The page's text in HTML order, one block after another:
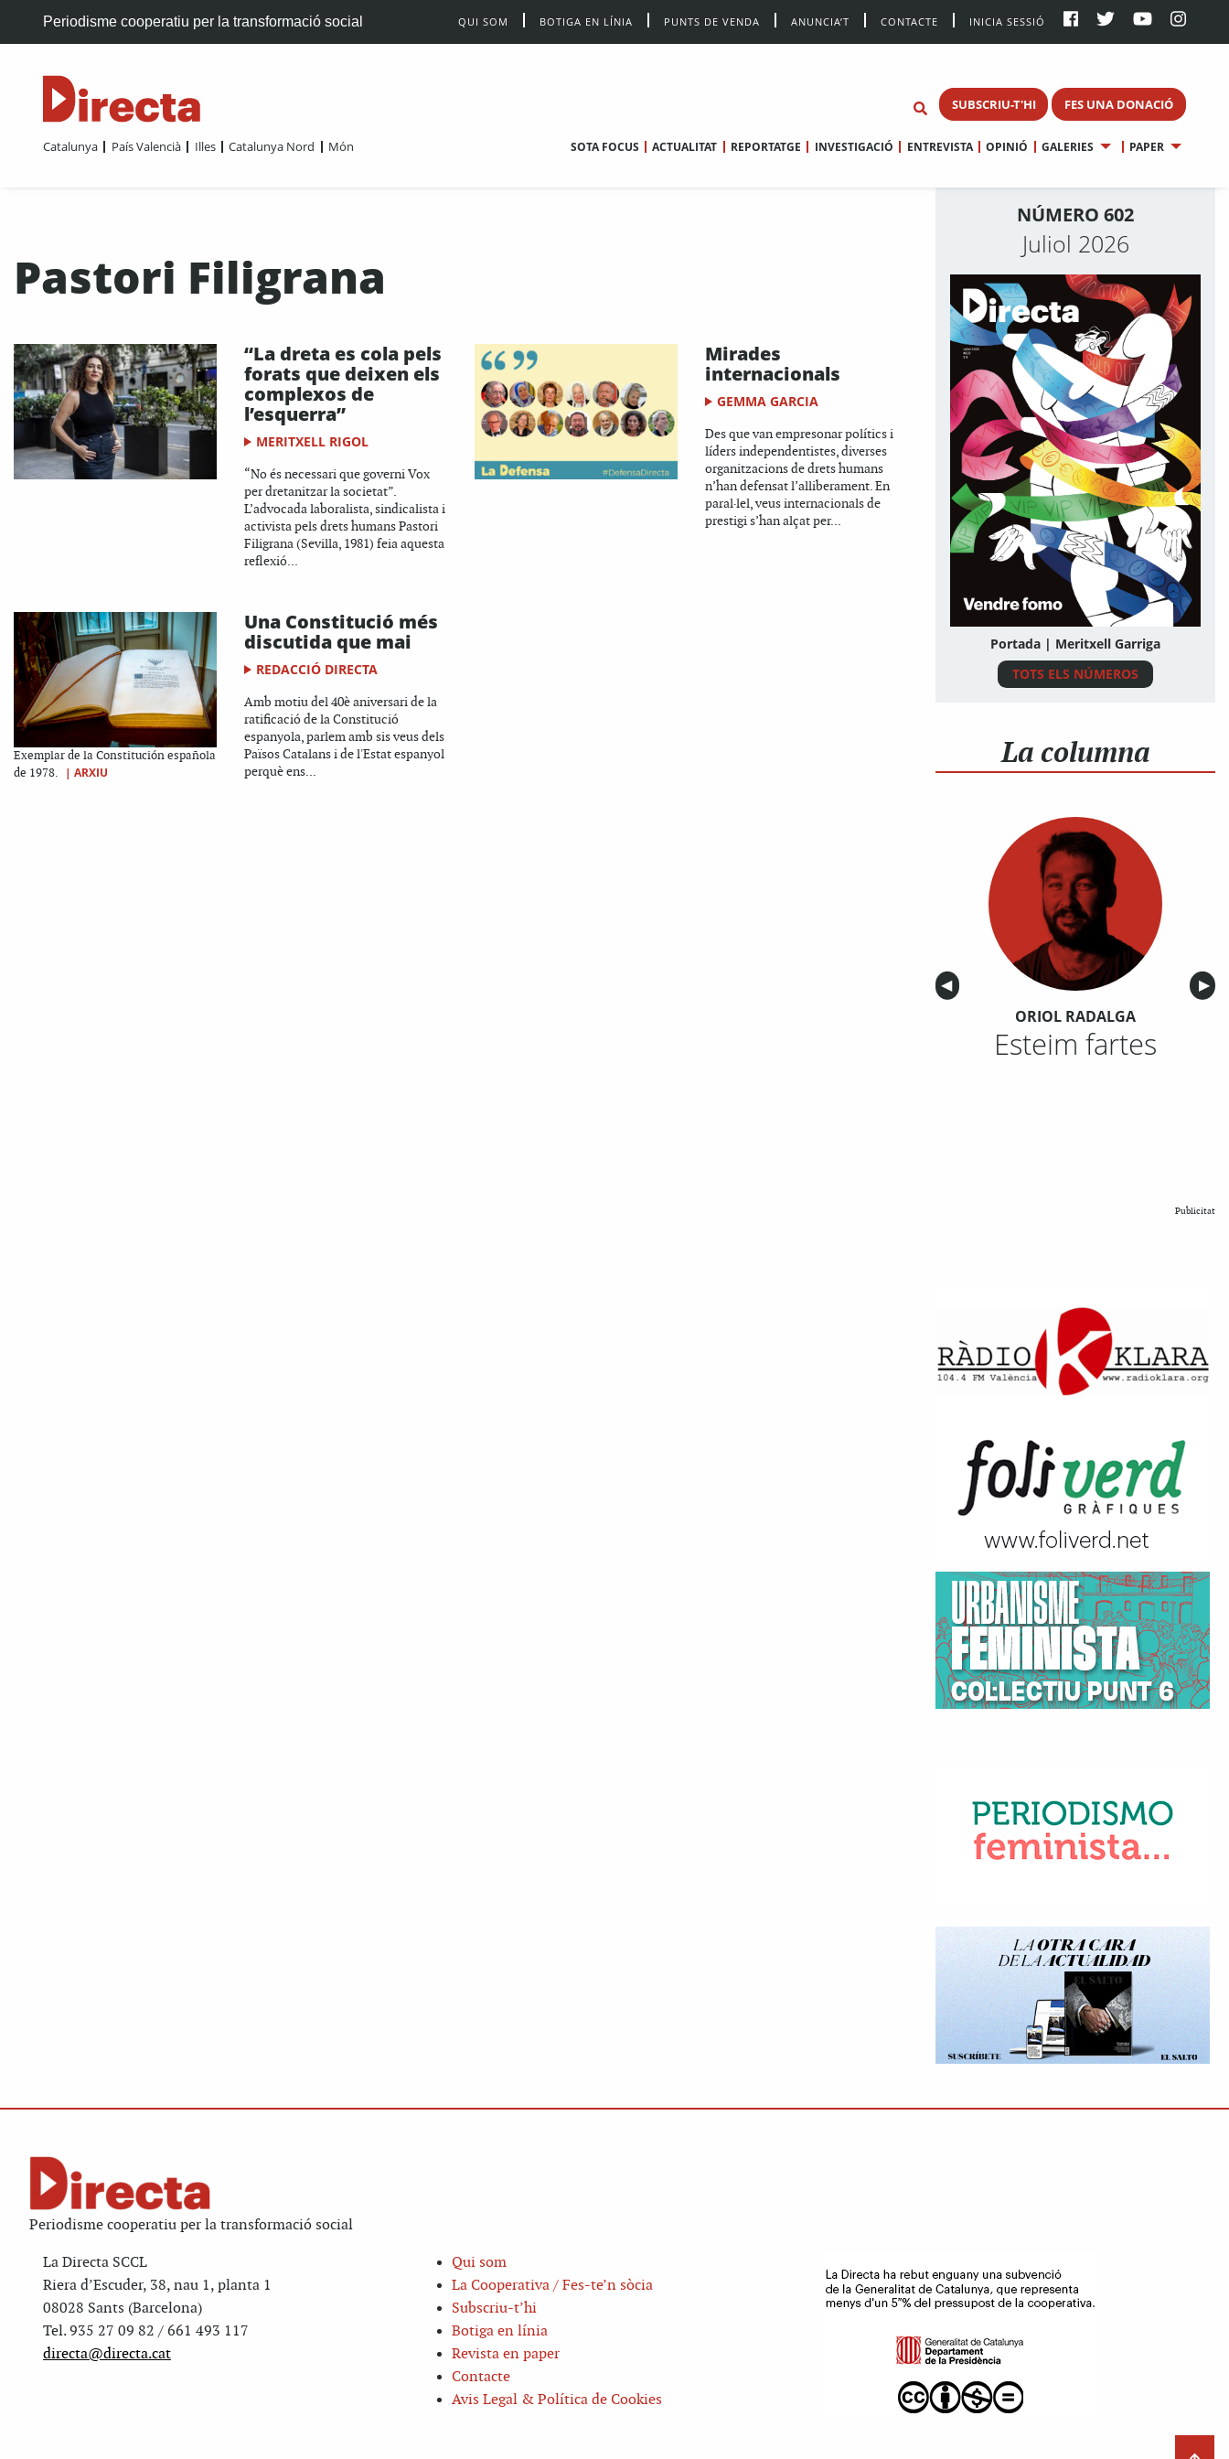
Periodisme cooperatiu per la transformació social QUI SOM BOTIGA EN LÍNIA PUNTS DE VENDA ANUNCIA’T CONTACTE INICIA SESSIÓ
SUBSCRIU-T'HI FES UNA DONACIÓ
Catalunya País Valencià Illes Catalunya Nord Món SOTA FOCUS ACTUALITAT REPORTATGE INVESTIGACIÓ ENTREVISTA OPINIÓ GALERIES PAPER
Pastori Filigrana
“La dreta es cola pels
forats que deixen els
complexos de
l’esquerra”
MERITXELL RIGOL
“No és necessari que governi Vox
per dretanitzar la societat”.
L’advocada laboralista, sindicalista i
activista pels drets humans Pastori
Filigrana (Sevilla, 1981) feia aquesta
reflexió...
Mirades
internacionals
GEMMA GARCIA
Des que van empresonar polítics i
líders independentistes, diverses
organitzacions de drets humans
n’han defensat l’alliberament. En
paral·lel, veus internacionals de
prestigi s’han alçat per...
Exemplar de la Constitución española
de 1978.
| ARXIU
Una Constitució més
discutida que mai
REDACCIÓ DIRECTA
Amb motiu del 40è aniversari de la
ratificació de la Constitució
espanyola, parlem amb sis veus dels
Països Catalans i de l'Estat espanyol
perquè ens...
NÚMERO 602
Juliol 2026
Portada | Meritxell Garriga
TOTS ELS NÚMEROS
La columna
Anterior
◀︎ ▶︎
ORIOL RADALGA
Esteim fartes
Publicitat
Periodisme cooperatiu per la transformació social
La Directa SCCL
Riera d’Escuder, 38, nau 1, planta 1
08028 Sants (Barcelona)
Tel. 935 27 09 82 / 661 493 117
directa@directa.cat
Qui som
La Cooperativa / Fes-te’n sòcia
Subscriu-t’hi
Botiga en línia
Revista en paper
Contacte
Avis Legal & Política de Cookies